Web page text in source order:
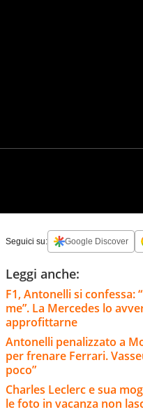
Seguici su: Google Discover
Leggi anche:
F1, Antonelli si confessa:
me”. La Mercedes lo
approfittarne
Antonelli penalizzato a
per frenare Ferrari.
poco”
Charles Leclerc e sua
le foto in vacanza non